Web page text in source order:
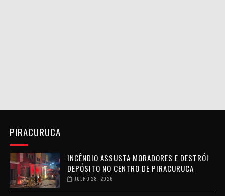
PIRACURUCA
INCÊNDIO ASSUSTA MORADORES E DESTRÓI
DEPÓSITO NO CENTRO DE PIRACURUCA
JULHO 28, 2026